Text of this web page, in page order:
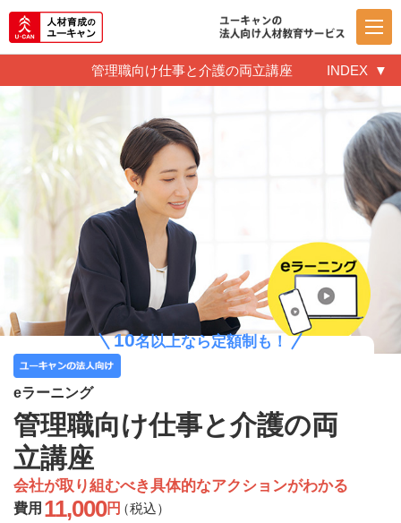
管理職向け仕事と介護の両立講座 INDEX
eラーニング
管理職向け仕事と介護の両
立講座
会社が取り組むべき具体的なアクションがわかる
費用 11,000円（税込）
10名以上なら定額制も！